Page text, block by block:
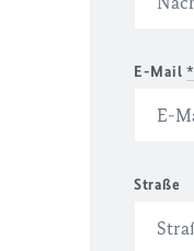
E-Mail *
Straße